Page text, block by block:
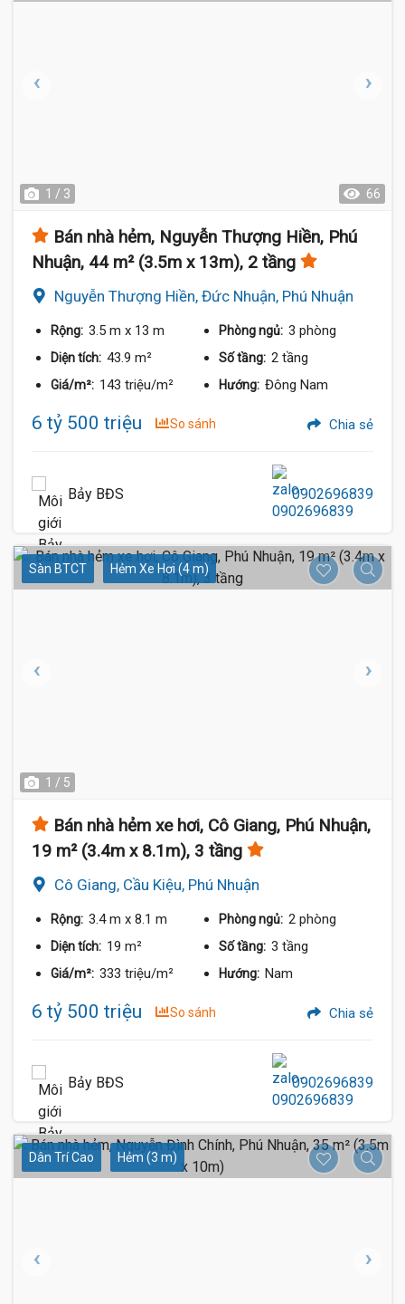
1 / 3 66
Bán nhà hẻm, Nguyễn Thượng Hiền, Phú
Nhuận, 44 m² (3.5m x 13m), 2 tầng
Nguyễn Thượng Hiền, Đức Nhuận, Phú Nhuận
Rộng: 3.5 m x 13 m Phòng ngủ: 3 phòng
Diện tích: 43.9 m² Số tầng: 2 tầng
Giá/m²: 143 triệu/m² Hướng: Đông Nam
6 tỷ 500 triệu So sánh Chia sẻ
Bảy BĐS 0902696839
Sàn BTCT Hẻm Xe Hơi (4 m)
1 / 5
Bán nhà hẻm xe hơi, Cô Giang, Phú Nhuận,
19 m² (3.4m x 8.1m), 3 tầng
Cô Giang, Cầu Kiệu, Phú Nhuận
Rộng: 3.4 m x 8.1 m Phòng ngủ: 2 phòng
Diện tích: 19 m² Số tầng: 3 tầng
Giá/m²: 333 triệu/m² Hướng: Nam
6 tỷ 500 triệu So sánh Chia sẻ
Bảy BĐS 0902696839
Dân Trí Cao Hẻm (3 m)